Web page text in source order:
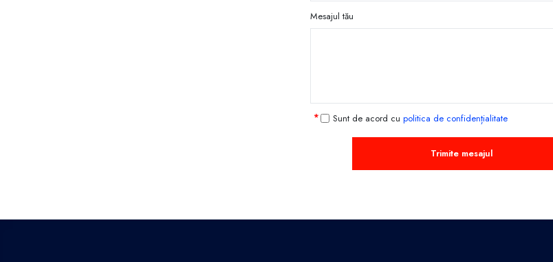
Mesajul tău
Sunt de acord cu politica de confidențialitate
Trimite mesajul